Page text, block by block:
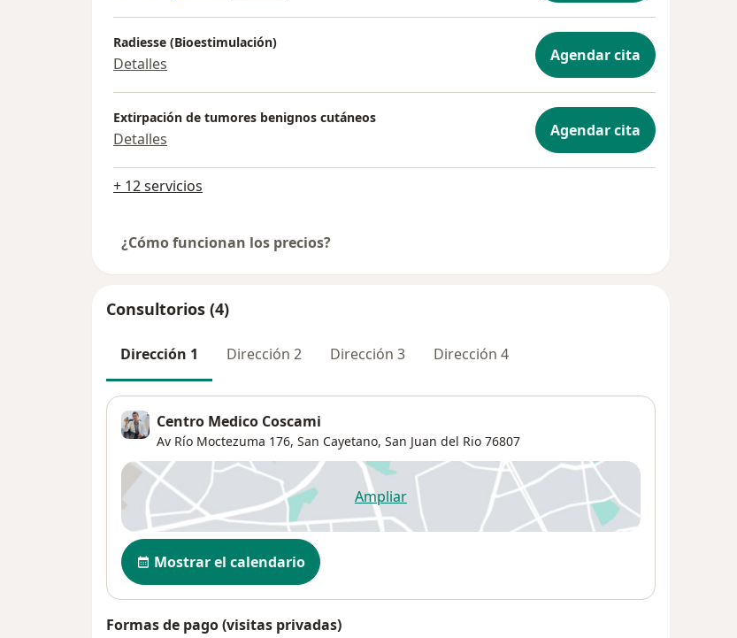
Radiesse (Bioestimulación)
Detalles Agendar cita
Extirpación de tumores benignos cutáneos
Detalles Agendar cita
+ 12 servicios
¿Cómo funcionan los precios?
Consultorios (4)
Dirección 1 Dirección 2 Dirección 3 Dirección 4
Centro Medico Coscami
Av Río Moctezuma 176, San Cayetano, San Juan del Rio 76807
Ampliarse abre en una nueva pestaña
Disponibilidad
Mostrar el calendario
Formas de pago (visitas privadas)